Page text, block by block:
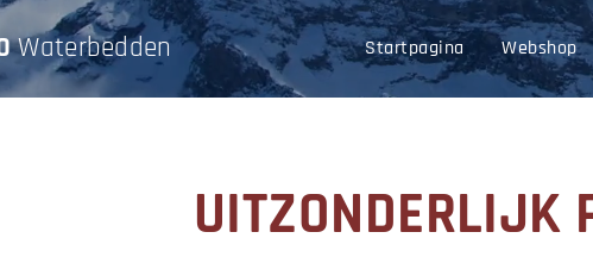
Waterbedden Startpagina Webshop
UITZONDERLIJK